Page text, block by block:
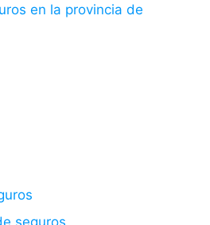
en la provincia de
seguros